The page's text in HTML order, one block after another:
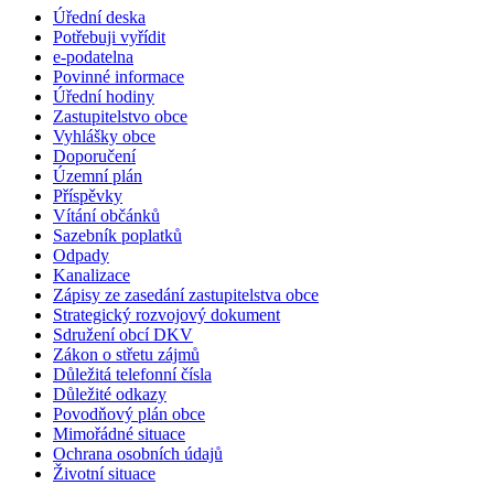
Úřední deska
Potřebuji vyřídit
e-podatelna
Povinné informace
Úřední hodiny
Zastupitelstvo obce
Vyhlášky obce
Doporučení
Územní plán
Příspěvky
Vítání občánků
Sazebník poplatků
Odpady
Kanalizace
Zápisy ze zasedání zastupitelstva obce
Strategický rozvojový dokument
Sdružení obcí DKV
Zákon o střetu zájmů
Důležitá telefonní čísla
Důležité odkazy
Povodňový plán obce
Mimořádné situace
Ochrana osobních údajů
Životní situace